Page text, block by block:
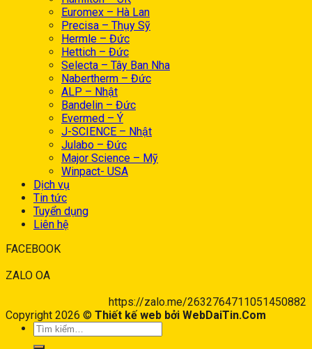
Euromex – Hà Lan
Precisa – Thụy Sỹ
Hermle – Đức
Hettich – Đức
Selecta – Tây Ban Nha
Nabertherm – Đức
ALP – Nhật
Bandelin – Đức
Evermed – Ý
J-SCIENCE – Nhật
Julabo – Đức
Major Science – Mỹ
Winpact- USA
Dịch vụ
Tin tức
Tuyển dụng
Liên hệ
FACEBOOK
ZALO OA
https://zalo.me/2632764711051450882
Copyright 2026 © Thiết kế web bởi WebDaiTin.Com